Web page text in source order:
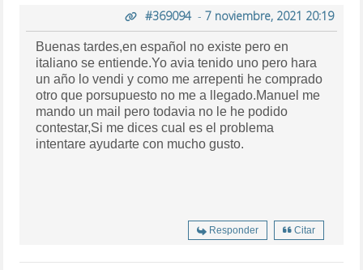
#369094- 7 noviembre, 2021 20:19
Buenas tardes,en español no existe pero en
italiano se entiende.Yo avia tenido uno pero hara
un año lo vendi y como me arrepenti he comprado
otro que porsupuesto no me a llegado.Manuel me
mando un mail pero todavia no le he podido
contestar,Si me dices cual es el problema
intentare ayudarte con mucho gusto.
Responder Citar